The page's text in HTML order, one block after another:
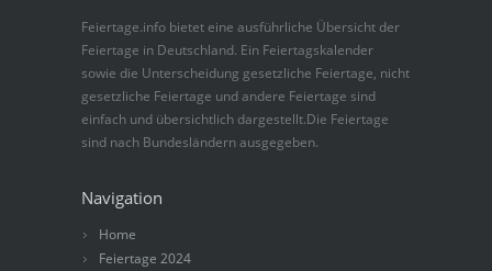
Feiertage.info bietet eine ausführliche Übersicht der
Feiertage in Deutschland. Ein Feiertagskalender
sowie die Unterscheidung gesetzliche Feiertage, nicht
gesetzliche Feiertage und andere Feiertage sind
einfach und übersichtlich dargestellt.Die Feiertage
sind nach Bundesländern ausgegeben.
Navigation
Home
Feiertage 2024